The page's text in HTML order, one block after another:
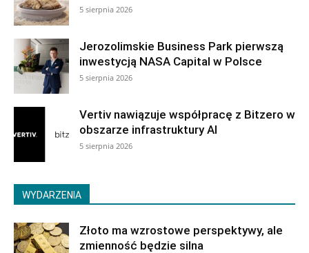
5 sierpnia 2026
Jerozolimskie Business Park pierwszą
inwestycją NASA Capital w Polsce
5 sierpnia 2026
Vertiv nawiązuje współpracę z Bitzero w
obszarze infrastruktury AI
5 sierpnia 2026
WYDARZENIA
Złoto ma wzrostowe perspektywy, ale
zmienność będzie silna